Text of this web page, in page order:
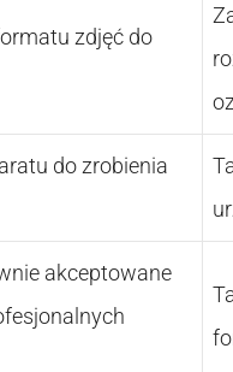
zdjęć do
do zrobienia
akceptowane